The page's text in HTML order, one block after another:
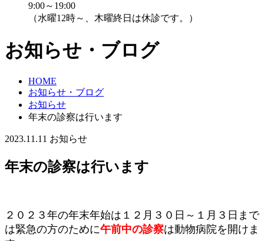
9:00～19:00
（水曜12時～、木曜終日は休診です。）
お知らせ・ブログ
HOME
お知らせ・ブログ
お知らせ
年末の診察は行います
2023.11.11 お知らせ
年末の診察は行います
２０２３年の年末年始は１２月３０日～１月３日まで
は緊急の方のために午前中の診察は動物病院を開けま